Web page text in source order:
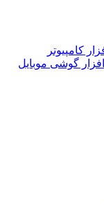
موبایل